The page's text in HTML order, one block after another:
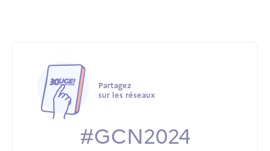
Partagez
sur les réseaux
#GCN2024